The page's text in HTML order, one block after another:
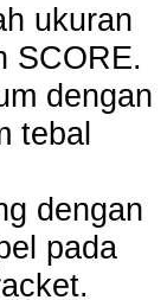
ukuran
SCORE.
dengan
tebal
dengan
pada